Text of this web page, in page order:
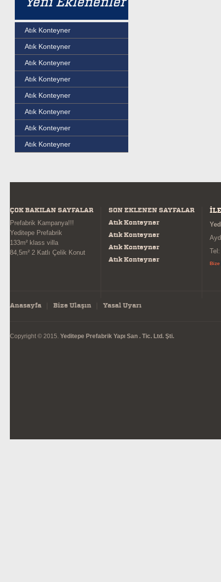
Atık Konteyner
Atık Konteyner
Atık Konteyner
Atık Konteyner
Atık Konteyner
Atık Konteyner
Atık Konteyner
Atık Konteyner
ÇOK BAKILAN SAYFALAR
Prefabrik Kampanya!!!
Yeditepe Prefabrik
133m² klass villa
84,5m² 2 Katlı Çelik Konut
SON EKLENEN SAYFALAR
Atık Konteyner
Atık Konteyner
Atık Konteyner
Atık Konteyner
Bize
Anasayfa Bize Ulaşın Yasal Uyarı
Copyright © 2015. Yeditepe Prefabrik Yapı San . Tic. Ltd. Şti.